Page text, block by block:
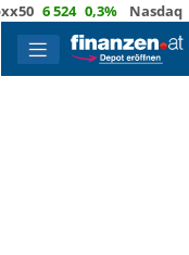
6 524 0,3% Nasdaq 29